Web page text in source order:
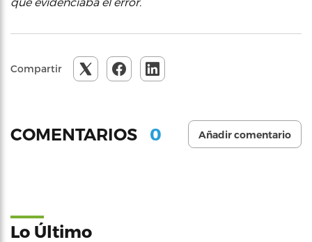
Compartir
COMENTARIOS 0 Añadir comentario
Lo Último